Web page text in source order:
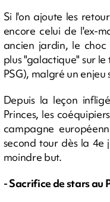
Si l'on ajoute les
encore celui de l'ex-
ancien jardin, le
plus "galactique" sur
PSG), malgré un
Depuis la leçon
Princes, les
campagne
second tour dès la 4e
moindre but.
- Sacrifice de stars au